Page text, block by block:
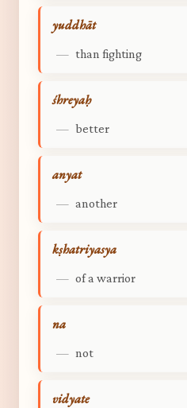
yuddhāt
— than fighting
śhreyaḥ
— better
anyat
— another
kṣhatriyasya
— of a warrior
na
— not
vidyate